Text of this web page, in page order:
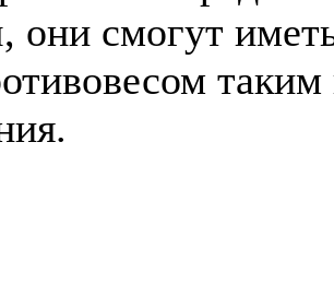
они смогут